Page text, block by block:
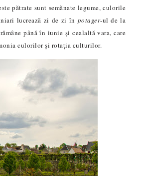
pătrate sunt semănate legume, culorile
lucrează zi de zi în potager-ul de la
până în iunie și cealaltă vara, care
culorilor și rotația culturilor.